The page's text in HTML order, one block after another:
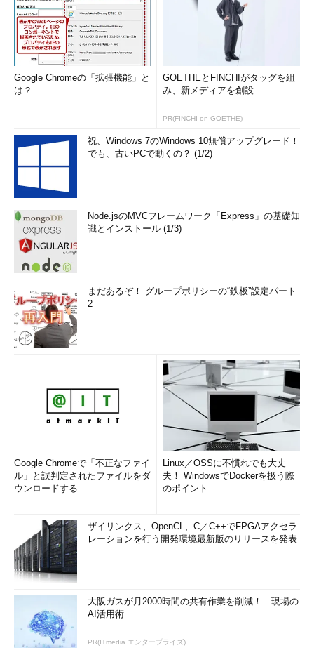
Google Chromeの「拡張機能」と
は？
GOETHEとFINCHIがタッグを組
み、新メディアを創設
PR(FINCHI on GOETHE)
祝、Windows 7のWindows 10無償アップグレード！
でも、古いPCで動くの？ (1/2)
Node.jsのMVCフレームワーク「Express」の基礎知
識とインストール (1/3)
まだあるぞ！ グループポリシーの“鉄板”設定パート
2
Google Chromeで「不正なファイ
ル」と誤判定されたファイルをダ
ウンロードする
Linux／OSSに不慣れでも大丈
夫！ WindowsでDockerを扱う際
のポイント
ザイリンクス、OpenCL、C／C++でFPGAアクセラ
レーションを行う開発環境最新版のリリースを発表
大阪ガスが月2000時間の共有作業を削減！ 現場の
AI活用術
PR(ITmedia エンタープライズ)